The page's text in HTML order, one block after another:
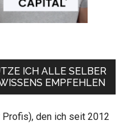
ICH ALLE SELBER
EMPFEHLEN
den ich seit 2012